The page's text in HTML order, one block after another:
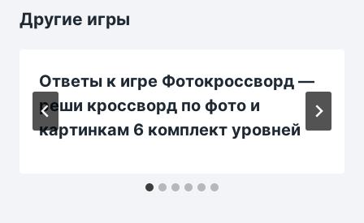
Другие игры
Ответы к игре Фотокроссворд —
реши кроссворд по фото и
картинкам 6 комплект уровней